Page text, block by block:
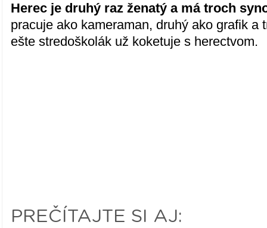
Herec je druhý raz ženatý a má troch
pracuje ako kameraman, druhý ako grafik a
ešte stredoškolák už koketuje s herectvom.
PREČÍTAJTE SI AJ: